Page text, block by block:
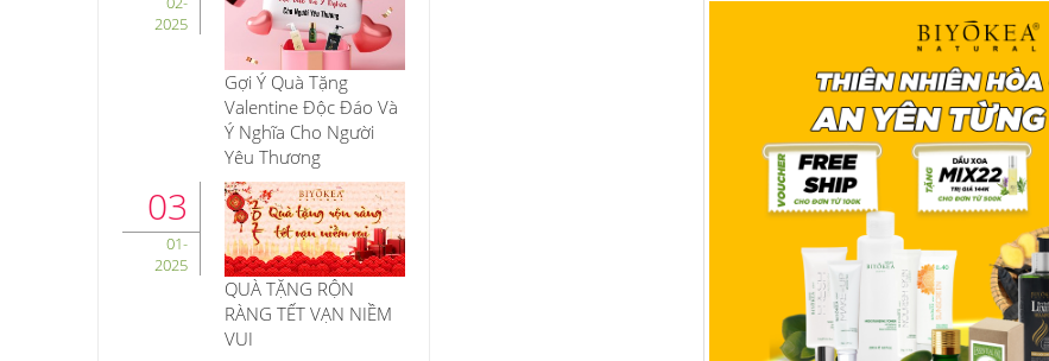
2025
Gợi Ý Quà Tặng
Valentine Độc Đáo Và
Ý Nghĩa Cho Người
Yêu Thương
03
01-
2025
QUÀ TẶNG RỘN
RÀNG TẾT VẠN NIỀM
VUI